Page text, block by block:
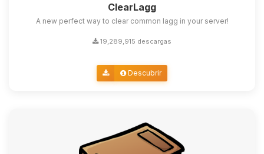
ClearLagg
A new perfect way to clear common lagg in your server!
19,289,915 descargas
Descubrir